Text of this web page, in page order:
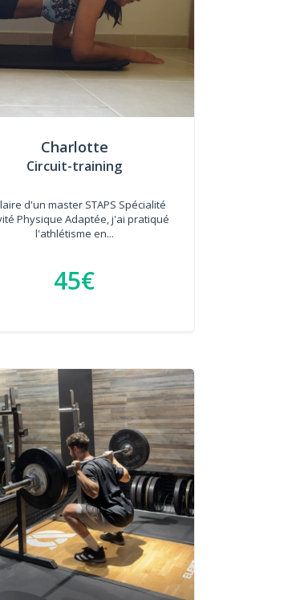
Charlotte
Circuit-training
d'un master STAPS Spécialité
Physique Adaptée, j'ai pratiqué
l'athlétisme en...
45€